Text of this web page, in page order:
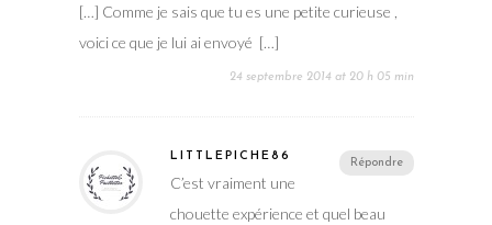
[…] Comme je sais que tu es une petite curieuse ,
voici ce que je lui ai envoyé […]
24 septembre 2014 at 20 h 05 min
Répondre
LITTLEPICHE86
C’est vraiment une
chouette expérience et quel beau